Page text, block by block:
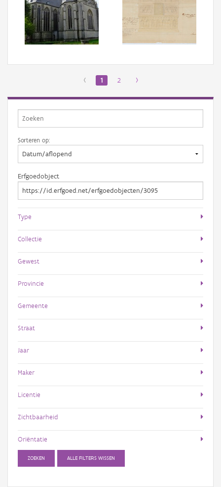
‹ 1 2 ›
Sorteren op:
Erfgoedobject
Type
Collectie
Gewest
Provincie
Gemeente
Straat
Jaar
Maker
Licentie
Zichtbaarheid
Oriëntatie
ZOEKEN ALLE FILTERS WISSEN